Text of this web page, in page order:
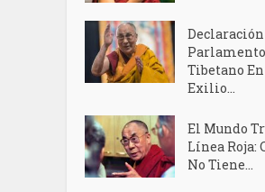
Parlamento
Tibetano
Exilio...
El Mundo
Línea Roja:
No Tiene...